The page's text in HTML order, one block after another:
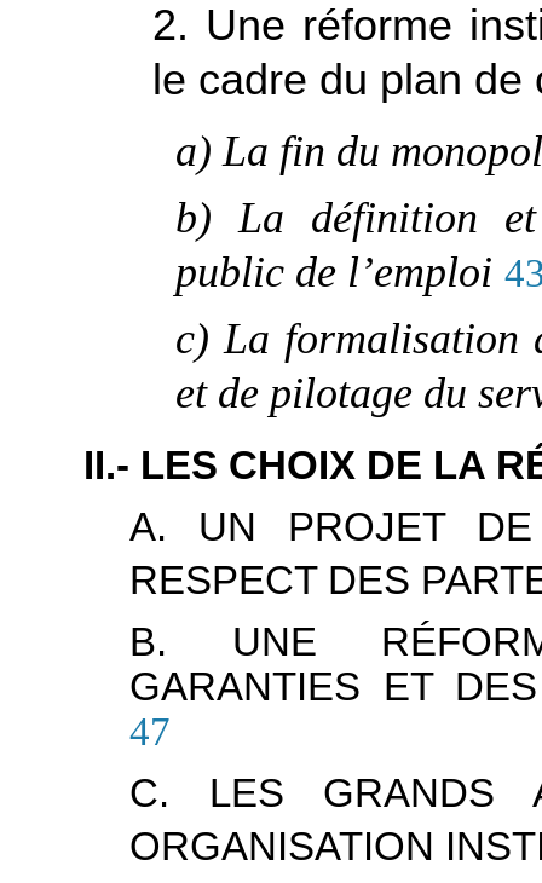
2. Une réforme
le cadre du plan
a) La fin du
b) La définition
public de l’emploi
c) La formalisation
et de pilotage du
II.- LES CHOIX DE LA
A. UN PROJET
RESPECT DES
B. UNE
GARANTIES ET
47
C. LES GRANDS
ORGANISATION